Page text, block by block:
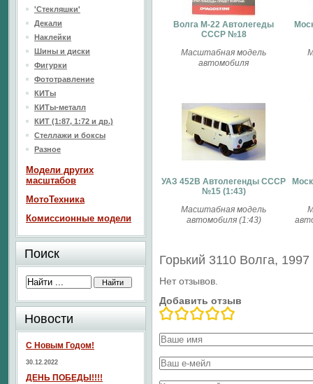
Волга М-22 Aвтолегеды
CCCP №18
Масштабная модель
автомобиля
УАЗ 452B Автолегенды СССР
№15 (1:43)
Масштабная модель
автомобиля (1:43)
Горький 3110 Волга,
Нет отзывов.
Добавить отзыв
'Стекляшки'
Декали
Наклейки
Шины и диски
Фигурки
Фототравление
КИТы
КИТы-металл
КИТ (1:87, 1:72 и др.)
Стеллажи и боксы
Разное
Модели других
масштабов
МотоТехника
Комиссионные модели
Поиск
Новости
С Новым Годом!
30.12.2022
ДЕНЬ ПОБЕДЫ!!!!